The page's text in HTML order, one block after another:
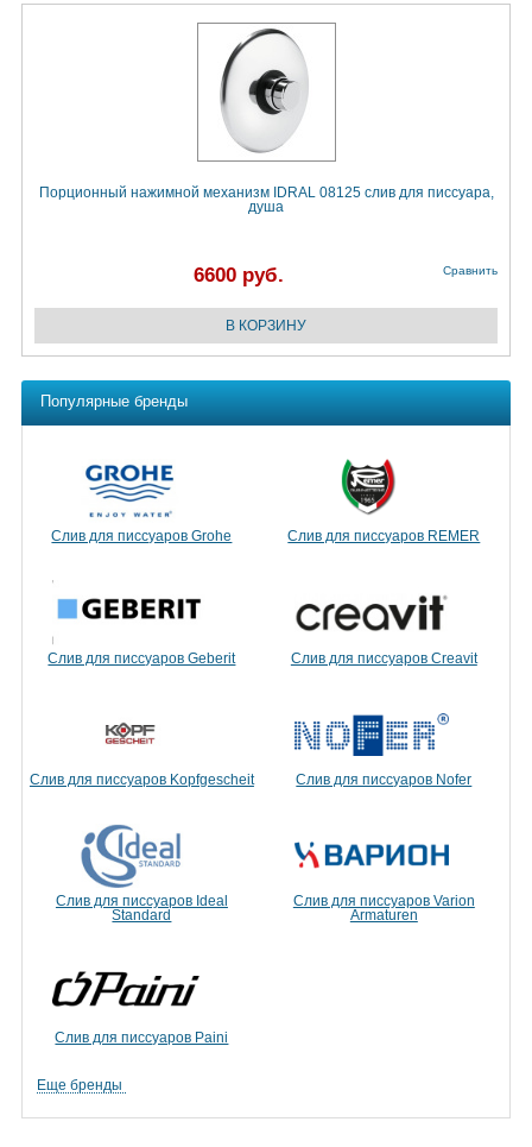
Порционный нажимной механизм IDRAL 08125 слив для писсуара,
душа
6600 руб. Сравнить
Популярные бренды
Слив для писсуаров Grohe Слив для писсуаров REMER
Слив для писсуаров Geberit Слив для писсуаров Creavit
Слив для писсуаров Kopfgescheit Слив для писсуаров Nofer
Слив для писсуаров Ideal
Standard
Слив для писсуаров Varion
Armaturen
Слив для писсуаров Paini
Еще бренды